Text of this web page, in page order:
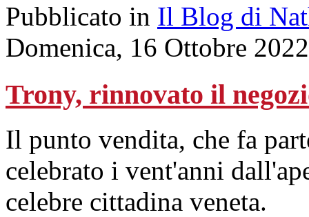
Pubblicato in Il Blog di
Domenica, 16 Ottobre
Trony, rinnovato il
Il punto vendita, che fa
celebrato i vent'anni
celebre cittadina veneta.